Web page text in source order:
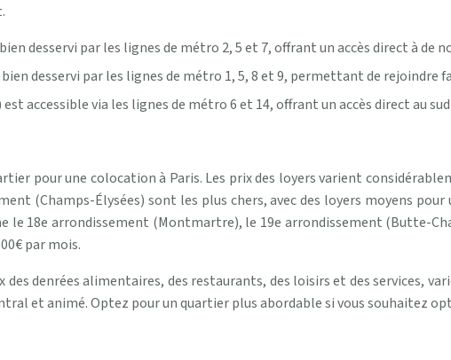
desservi par les lignes de métro 2, 5 et 7, offrant un accès direct à de
desservi par les lignes de métro 1, 5, 8 et 9, permettant de rejoindre
accessible via les lignes de métro 6 et 14, offrant un accès direct au
pour une colocation à Paris. Les prix des loyers varient
(Champs-Élysées) sont les plus chers, avec des loyers moyens
le 18e arrondissement (Montmartre), le 19e arrondissement (Butte-
par mois.
denrées alimentaires, des restaurants, des loisirs et des services,
et animé. Optez pour un quartier plus abordable si vous souhaitez